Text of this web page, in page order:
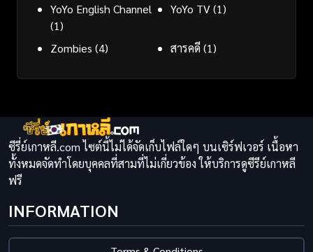
YoYo English Channel
(1)
YoYo TV(1)
Zombies (4) สารคดี(1)
ซีรี่ย์เกาหลี.com ไซต์นี้ไม่ได้จัดเก็บไฟล์ใดๆ บนเซิร์ฟเวอร์ เนื้อหา
ทั้งหมดจัดทำโดยบุคคลที่สามที่ไม่เกี่ยวข้อง ให้บริการดูซีรีย์เกาหลี
ฟรี
INFORMATION